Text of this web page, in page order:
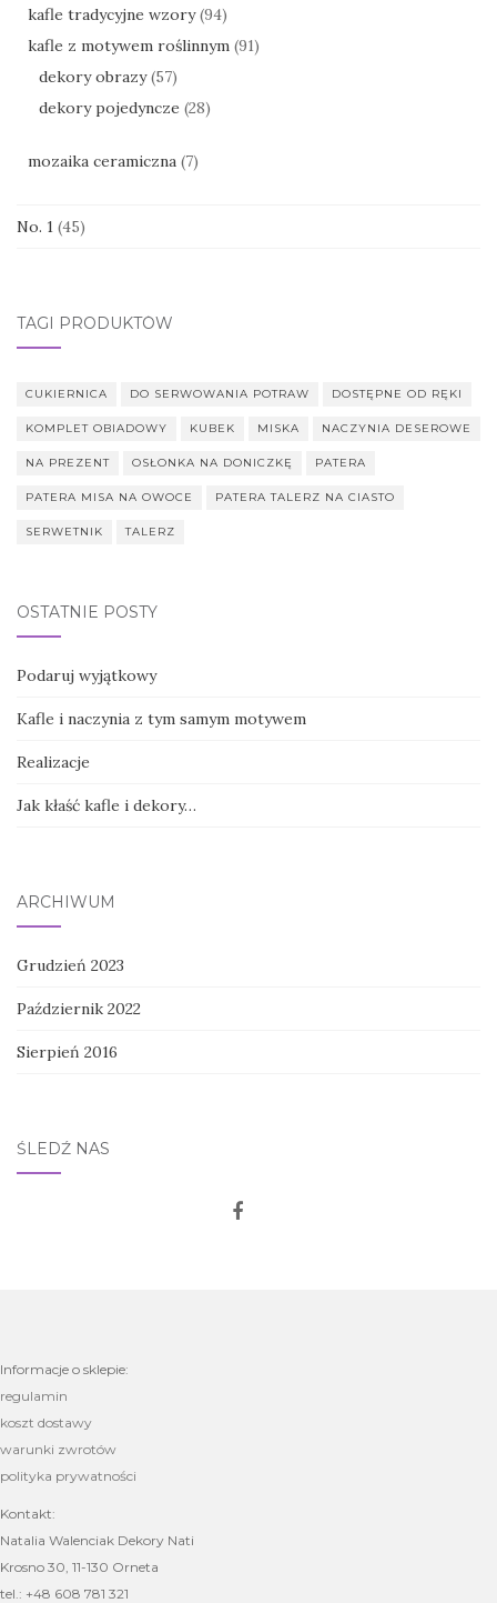
kafle tradycyjne wzory (94)
kafle z motywem roślinnym (91)
dekory obrazy (57)
dekory pojedyncze (28)
mozaika ceramiczna (7)
No. 1 (45)
TAGI PRODUKTÓW
CUKIERNICA DO SERWOWANIA POTRAW DOSTĘPNE OD RĘKI
KOMPLET OBIADOWY KUBEK MISKA NACZYNIA DESEROWE
NA PREZENT OSŁONKA NA DONICZKĘ PATERA
PATERA MISA NA OWOCE PATERA TALERZ NA CIASTO
SERWETNIK TALERZ
OSTATNIE POSTY
Podaruj wyjątkowy
Kafle i naczynia z tym samym motywem
Realizacje
Jak kłaść kafle i dekory…
ARCHIWUM
Grudzień 2023
Październik 2022
Sierpień 2016
ŚLEDŹ NAS
Informacje o sklepie:
regulamin
koszt dostawy
warunki zwrotów
polityka prywatności
Kontakt:
Natalia Walenciak Dekory Nati
Krosno 30, 11-130 Orneta
tel.: +48 608 781 321